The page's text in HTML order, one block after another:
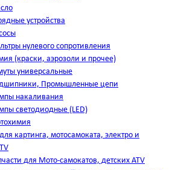
устройства
нулевого сопротивления
(краски, аэрозоли и прочее)
универсальные
Промышленные цепи
накаливания
светодиодные (LED)
картинга, мотосамоката, электро и
для Мото-самокатов, детских ATV